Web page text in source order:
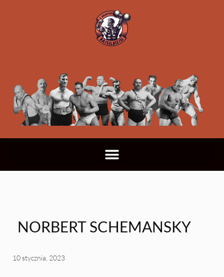
NORBERT SCHEMANSKY
10 stycznia, 2023